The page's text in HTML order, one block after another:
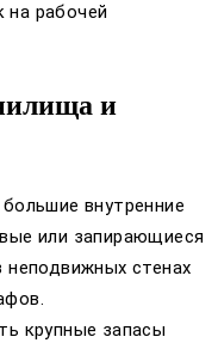
на рабочей
и
внутренние
или запирающиеся
стенах
крупные запасы